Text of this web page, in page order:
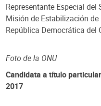
Representante Especial del
Misión de Estabilización
República Democrática del
Foto de la ONU
Candidata a título
2017